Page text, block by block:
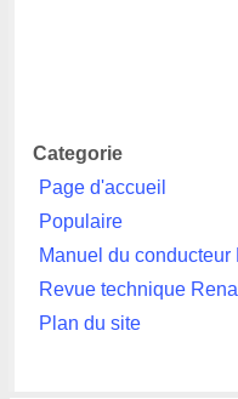
Categorie
Page d'accueil
Populaire
Manuel du
Revue technique
Plan du site